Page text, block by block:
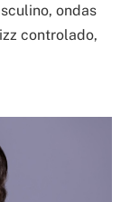
ondas
controlado,